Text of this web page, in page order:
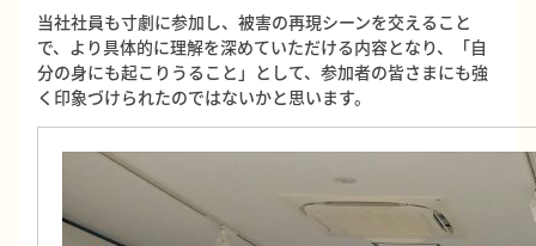
当社社員も寸劇に参加し、被害の再現シーンを交えること
で、より具体的に理解を深めていただける内容となり、「自
分の身にも起こりうること」として、参加者の皆さまにも強
く印象づけられたのではないかと思います。